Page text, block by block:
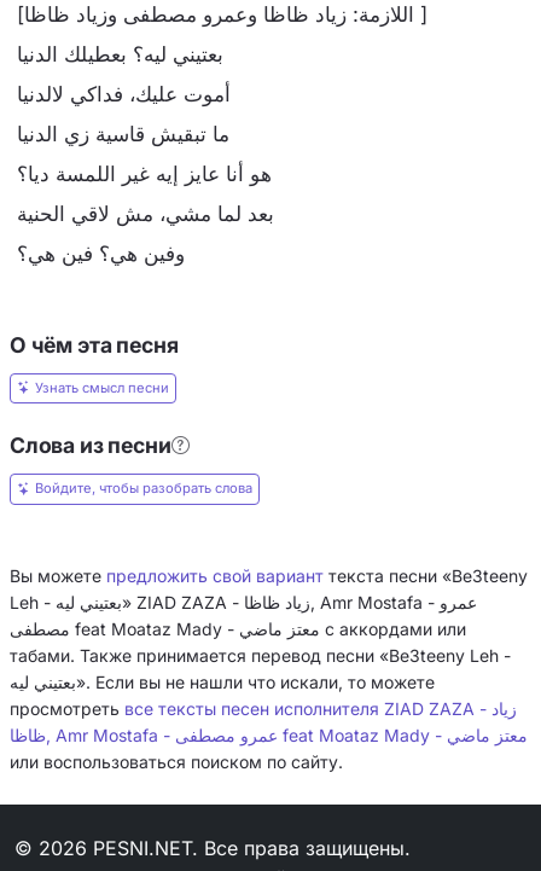
[اللازمة: زياد ظاظا وعمرو مصطفى وزياد ظاظا ]
بعتيني ليه؟ بعطيلك الدنيا
أموت عليك، فداكي لالدنيا
ما تبقيش قاسية زي الدنيا
هو أنا عايز إيه غير اللمسة ديا؟
بعد لما مشي، مش لاقي الحنية
وفين هي؟ فين هي؟
О чём эта песня
Узнать смысл песни
Слова из песни
Войдите, чтобы разобрать слова
Вы можете предложить свой вариант текста песни «Be3teeny
Leh - بعتيني ليه» ZIAD ZAZA - زياد ظاظا, Amr Mostafa - عمرو
مصطفى feat Moataz Mady - معتز ماضي с аккордами или
табами. Также принимается перевод песни «Be3teeny Leh -
بعتيني ليه». Если вы не нашли что искали, то можете
просмотреть все тексты песен исполнителя ZIAD ZAZA - زياد
ظاظا, Amr Mostafa - عمرو مصطفى feat Moataz Mady - معتز ماضي
или воспользоваться поиском по сайту.
© 2026 PESNI.NET. Все права защищены.